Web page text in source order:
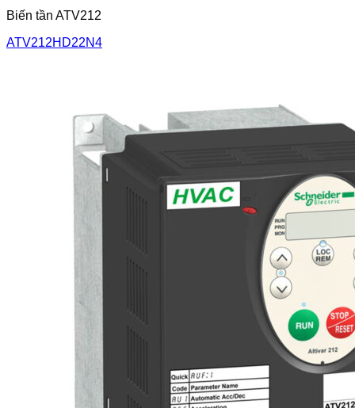
Biến tần ATV212
ATV212HD22N4